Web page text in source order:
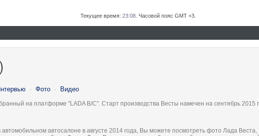
Текущее время: 23:08 . Часовой пояс GMT +3.
· Фото · Видео
на платформе "LADA B/C". Старт производства Весты намечен на сентябрь 2015
автосалоне в августе 2014 года, Вы можете посмотреть фото Лада Веста,